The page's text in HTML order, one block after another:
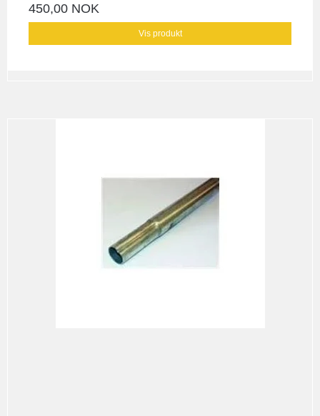
450,00 NOK
Vis produkt